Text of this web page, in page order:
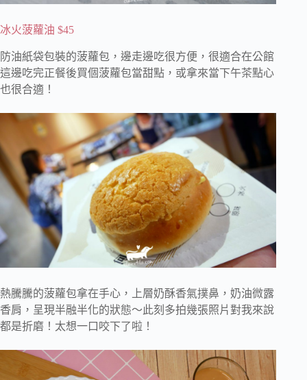
冰火菠蘿油 $45
防油紙袋包裝的菠蘿包，邊走邊吃很方便，很適合在公館
這邊吃完正餐後買個菠蘿包當甜點，或拿來當下午茶點心
也很合適！
熱騰騰的菠蘿包拿在手心，上層奶酥香氣撲鼻，奶油微露
香肩，呈現半融半化的狀態～此刻多拍幾張照片對我來說
都是折磨！太想一口咬下了啦！